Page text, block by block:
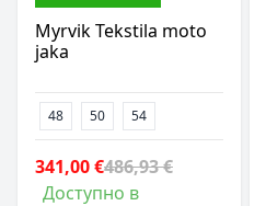
Myrvik Tekstila moto
jaka
48 50 54
341,00 €486,93 €
Доступно в